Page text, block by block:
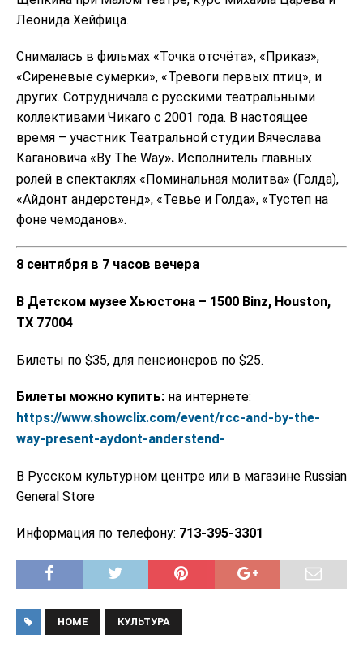
Леонида Хейфица.
Снималась в фильмах «Точка отсчёта», «Приказ»,
«Сиреневые сумерки», «Тревоги первых птиц», и
других. Сотрудничала с русскими театральными
коллективами Чикаго с 2001 года. В настоящее
время – участник Театральной студии Вячеслава
Кагановича «By The Way». Исполнитель главных
ролей в спектаклях «Поминальная молитва» (Голда),
«Айдонт андерстенд», «Тевье и Голда», «Тустеп на
фоне чемоданов».
8 сентября в 7 часов вечера
В Детском музее Хьюстона – 1500 Binz, Houston,
TX 77004
Билеты по $35, для пенсионеров по $25.
Билеты можно купить: на интернете:
https://www.showclix.com/event/rcc-and-by-the-
way-present-aydont-anderstend-
В Русском культурном центре или в магазине Russian
General Store
Информация по телефону: 713-395-3301
HOME КУЛЬТУРА